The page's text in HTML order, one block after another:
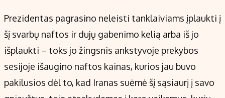
Prezidentas pagrasino neleisti tanklaiviams įplaukti į
šį svarbų naftos ir dujų gabenimo kelią arba iš jo
išplaukti – toks jo žingsnis ankstyvoje prekybos
sesijoje išaugino naftos kainas, kurios jau buvo
pakilusios dėl to, kad Iranas suėmė šį sąsiaurį į savo